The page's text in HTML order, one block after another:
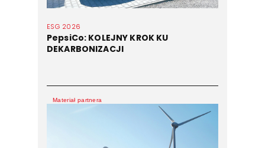
ESG 2026
PepsiCo: KOLEJNY KROK KU
DEKARBONIZACJI
Materiał partnera